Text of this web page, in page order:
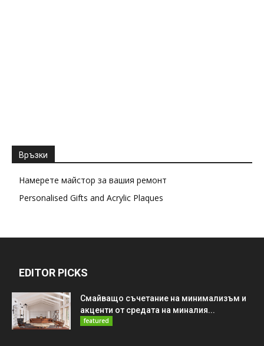
Връзки
Намерете майстор за вашия ремонт
Personalised Gifts and Acrylic Plaques
EDITOR PICKS
Смайващо съчетание на минимализъм и
акценти от средата на миналия...
featured